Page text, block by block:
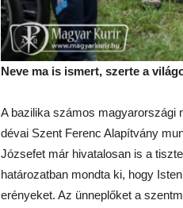
Neve ma is ismert, szerte a
A bazilika számos magyarországi
dévai Szent Ferenc Alapítvány
Józsefet már hivatalosan is a
határozatban mondta ki, hogy
erényeket. Az ünneplőket a